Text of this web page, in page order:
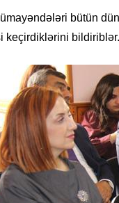
bütün
keçirdiklərini bildiriblər.